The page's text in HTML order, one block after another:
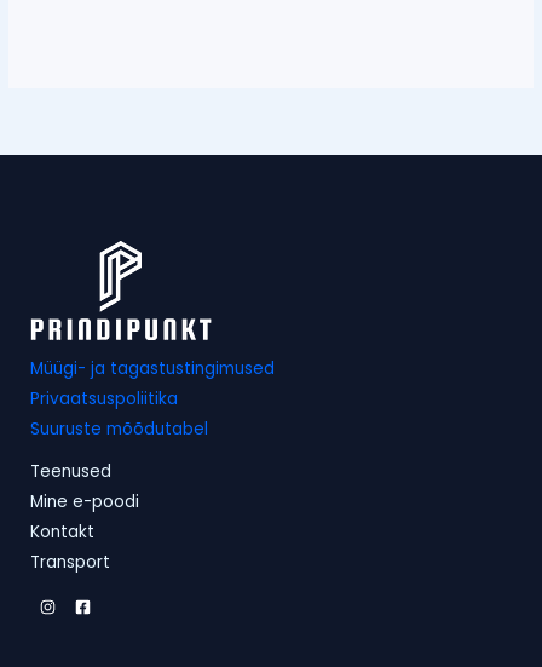
Müügi- ja tagastustingimused
Privaatsuspoliitika
Suuruste mõõdutabel
Teenused
Mine e-poodi
Kontakt
Transport